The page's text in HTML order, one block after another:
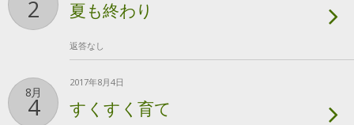
2 夏も終わり
返答なし
8月
4
2017年8月4日
すくすく育て